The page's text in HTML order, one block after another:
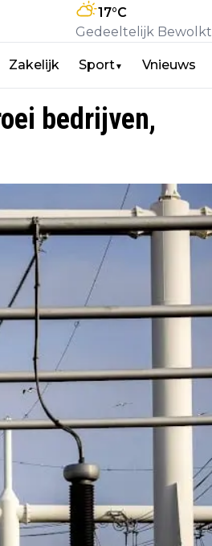
17°C
Gedeeltelijk Bewolkt
Zakelijk Sport▼ Vnieuws
bedrijven,